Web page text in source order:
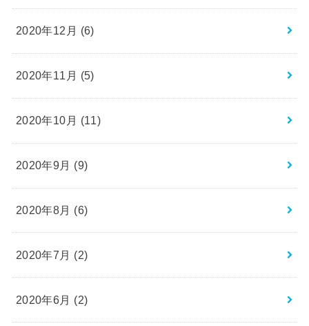
2020年12月 (6)
2020年11月 (5)
2020年10月 (11)
2020年9月 (9)
2020年8月 (6)
2020年7月 (2)
2020年6月 (2)